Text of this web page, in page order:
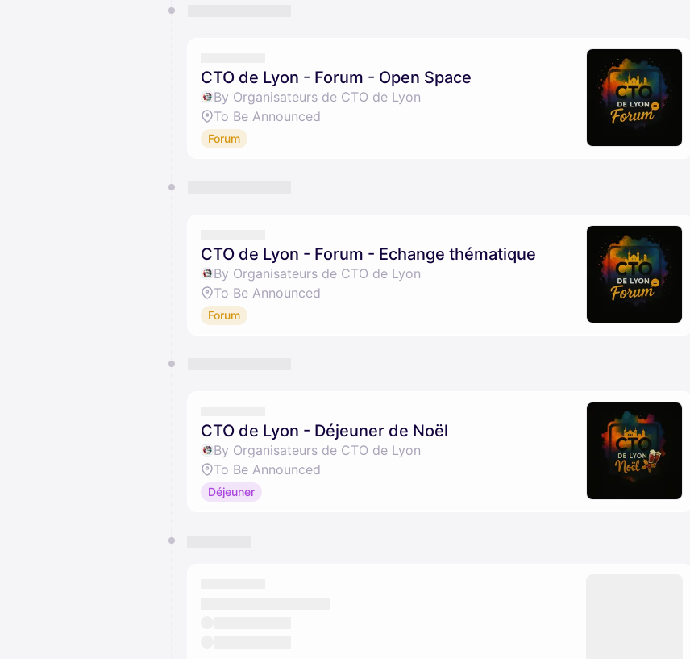
CTO de Lyon - Forum - Open Space
By Organisateurs de CTO de Lyon
To Be Announced
Forum
CTO de Lyon - Forum - Echange thématique
By Organisateurs de CTO de Lyon
To Be Announced
Forum
CTO de Lyon - Déjeuner de Noël
By Organisateurs de CTO de Lyon
To Be Announced
Déjeuner